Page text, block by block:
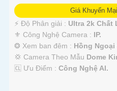
Giá Khuyến
️⚡ Độ Phân giải : Ultra 2k Chất
⚜️ Công Nghệ Camera : IP.
❂ Xem ban đêm : Hồng Ngoại
💢 Camera Theo Mẫu Dome
️🆑 Ưu Điểm : Công Nghệ AI.